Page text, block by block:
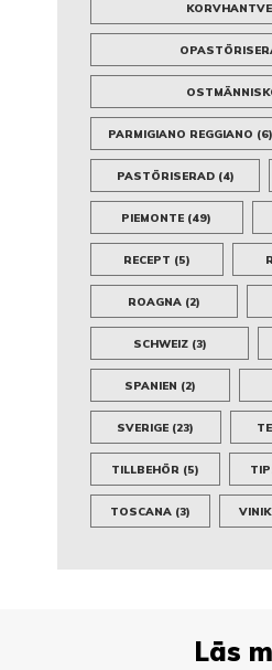
PARMIGIANO REGGIANO (6)
PASTÖRISERAD(4)
PIEMONTE (49)
RECEPT (5)
ROAGNA(2)
SCHWEIZ(3)
SPANIEN (2)
SVERIGE (23)
TILLBEHÖR (5)
TOSCANA (3) VINIK
Läs